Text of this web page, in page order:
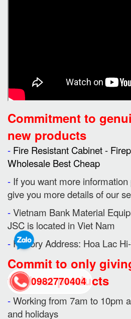
Commitment to
new products
- Fire Resistant Cabinet -
Wholesale Best Cheap
- If you want more
give you more details of our
-Vietnam Bank Material
JSC is located in Viet Nam
- Factory Address: Hoa Lac
Commit to only
the best products
-Working from 7am to 10pm
and holidays
0982770404